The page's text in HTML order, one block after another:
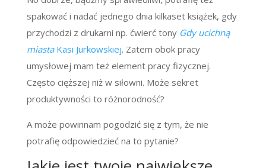
spakować i nadać jednego dnia kilkaset książek, gdy
przychodzi z drukarni np. ćwierć tony Gdy ucichną
miastaKasi Jurkowskiej. Zatem obok pracy
umysłowej mam też element pracy fizycznej.
Często cięższej niż w siłowni. Może sekret
produktywności to różnorodność?
A może powinnam pogodzić się z tym, że nie
potrafię odpowiedzieć na to pytanie?